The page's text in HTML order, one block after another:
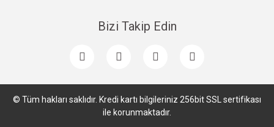
Bizi Takip Edin
© Tüm hakları saklıdır. Kredi kartı bilgileriniz 256bit SSL sertifikası
ile korunmaktadır.